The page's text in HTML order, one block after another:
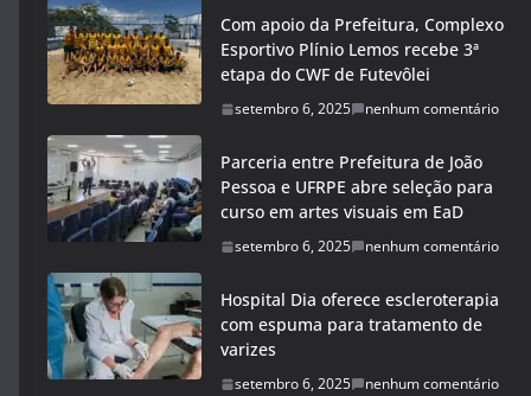
Com apoio da Prefeitura, Complexo
Esportivo Plínio Lemos recebe 3ª
etapa do CWF de Futevôlei
setembro 6, 2025 nenhum comentário
Parceria entre Prefeitura de João
Pessoa e UFRPE abre seleção para
curso em artes visuais em EaD
setembro 6, 2025 nenhum comentário
Hospital Dia oferece escleroterapia
com espuma para tratamento de
varizes
setembro 6, 2025 nenhum comentário